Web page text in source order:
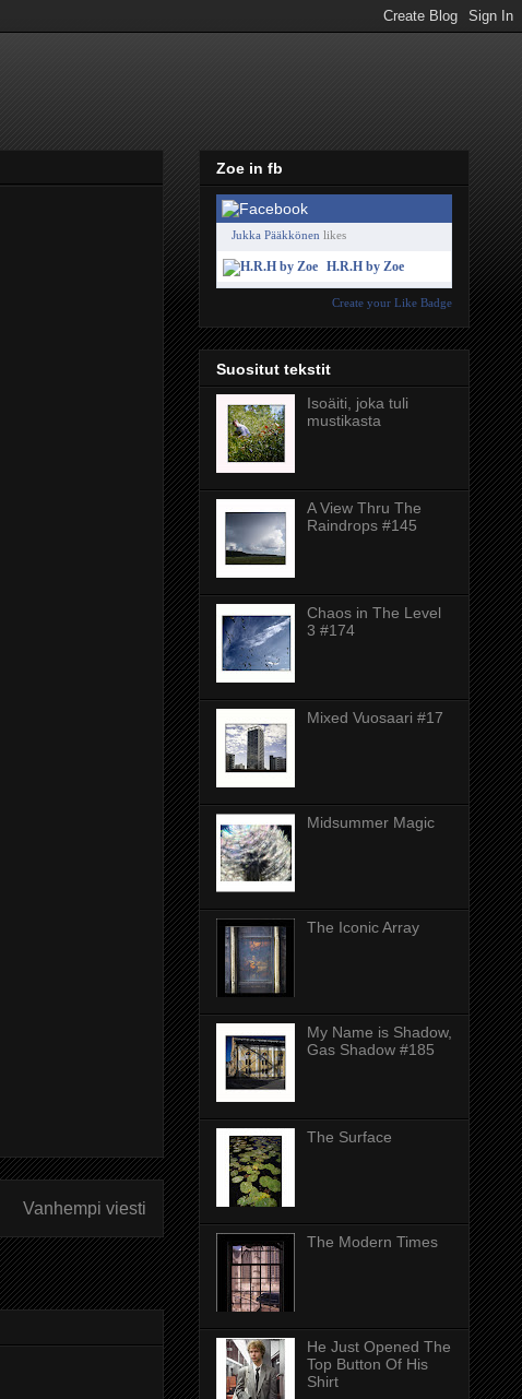
Vanhempi viesti
Zoe in fb
Jukka Pääkkönen likes
H.R.H by Zoe
Create your Like Badge
Suositut tekstit
Isoäiti, joka tuli
mustikasta
A View Thru The
Raindrops #145
Chaos in The Level
3 #174
Mixed Vuosaari #17
Midsummer Magic
The Iconic Array
My Name is Shadow,
Gas Shadow #185
The Surface
The Modern Times
He Just Opened The
Top Button Of His
Shirt